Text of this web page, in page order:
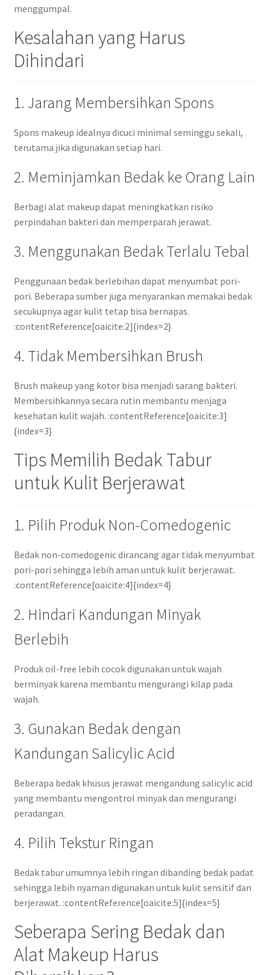
menggumpal.
Kesalahan yang Harus
Dihindari
1. Jarang Membersihkan Spons
Spons makeup idealnya dicuci minimal seminggu sekali,
terutama jika digunakan setiap hari.
2. Meminjamkan Bedak ke Orang Lain
Berbagi alat makeup dapat meningkatkan risiko
perpindahan bakteri dan memperparah jerawat.
3. Menggunakan Bedak Terlalu Tebal
Penggunaan bedak berlebihan dapat menyumbat pori-
pori. Beberapa sumber juga menyarankan memakai bedak
secukupnya agar kulit tetap bisa bernapas.
:contentReference[oaicite:2]{index=2}
4. Tidak Membersihkan Brush
Brush makeup yang kotor bisa menjadi sarang bakteri.
Membersihkannya secara rutin membantu menjaga
kesehatan kulit wajah. :contentReference[oaicite:3]
{index=3}
Tips Memilih Bedak Tabur
untuk Kulit Berjerawat
1. Pilih Produk Non-Comedogenic
Bedak non-comedogenic dirancang agar tidak menyumbat
pori-pori sehingga lebih aman untuk kulit berjerawat.
:contentReference[oaicite:4]{index=4}
2. Hindari Kandungan Minyak
Berlebih
Produk oil-free lebih cocok digunakan untuk wajah
berminyak karena membantu mengurangi kilap pada
wajah.
3. Gunakan Bedak dengan
Kandungan Salicylic Acid
Beberapa bedak khusus jerawat mengandung salicylic acid
yang membantu mengontrol minyak dan mengurangi
peradangan.
4. Pilih Tekstur Ringan
Bedak tabur umumnya lebih ringan dibanding bedak padat
sehingga lebih nyaman digunakan untuk kulit sensitif dan
berjerawat. :contentReference[oaicite:5]{index=5}
Seberapa Sering Bedak dan
Alat Makeup Harus